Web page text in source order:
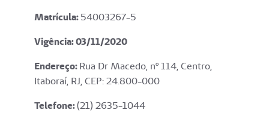
Matrícula:54003267-5
Vigência: 03/11/2020
Endereço:Rua Dr Macedo, nº 114, Centro,
Itaboraí, RJ, CEP: 24.800-000
Telefone:(21) 2635-1044